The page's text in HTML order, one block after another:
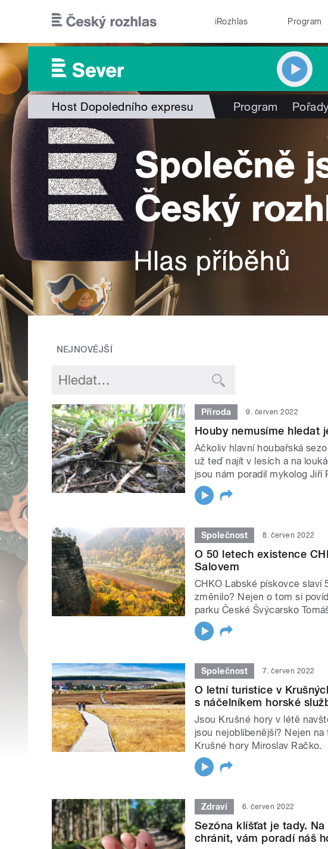
iRozhlas Program
Host Dopoledního expresu Program
NEJNOVĚJŠÍ
Příroda 9. červen 2022
Houby nemusíme hledat
Ačkoliv hlavní houbařská
už teď najít v lesích a na
jsou nám poradil mykolog Jiří
Společnost 8. červen 2022
O 50 letech existence
Salovem
CHKO Labské pískovce slaví
změnilo? Nejen o tom si
parku České Švýcarsko
Společnost 7. červen 2022
O letní turistice v
s náčelníkem horské
Jsou Krušné hory v létě
jsou nejoblíbenější? Nejen
Krušné hory Miroslav Račko.
Zdraví 6. červen 2022
Sezóna klíšťat je tady.
chránit, vám poradí náš